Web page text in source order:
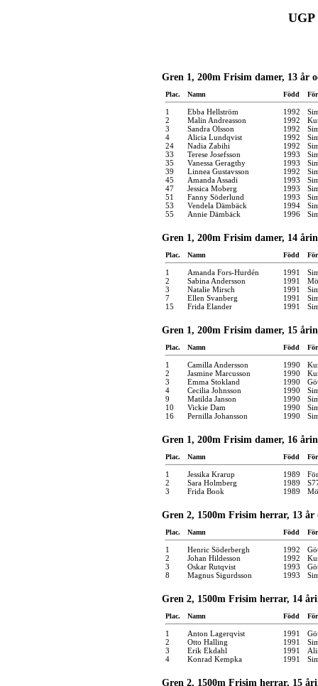
UGP
Gren 1, 200m Frisim damer, 13 år
Plac. Namn Född
1 Ebba Hellström 1992
2
Malin Andreasson 1992
3
Sandra Olsson 1992
4
Alicia Lundqvist 1992
24
Nadia Zabihi 1992
33
Terese Josefsson 1993
35
Vanessa Geragthy 1993
39
Linnea Gustavsson 1992
45
Amanda Assadi 1993
47
Jessica Moberg 1993
51
Fanny Söderlund 1993
53
Vendela Dämbäck 1994
55
Annie Dämbäck 1996
Gren 1, 200m Frisim damer, 14
Plac. Namn Född
1 Amanda Fors-Hurdén 1991
2
Sabina Andersson 1991
3
Natalie Mirsch 1991
7
Ellen Svanberg 1991
15
Frida Elander 1991
Gren 1, 200m Frisim damer, 15
Plac. Namn Född
1 Camilla Andersson 1990
2
Jasmine Marcusson 1990
3
Emma Stokland 1990
4
Cecilia Johnsson 1990
9
Matilda Janson 1990
10
Vickie Dam 1990
16
Pernilla Johansson 1990
Gren 1, 200m Frisim damer, 16
Plac. Namn Född
1 Jessika Krarup 1989
2
Sara Holmberg 1989
3
Frida Book 1989
Gren 2, 1500m Frisim herrar, 13 år
Plac. Namn Född
1 Henric Söderbergh 1992
2
Johan Hildesson 1992
3
Oskar Rutqvist 1993
8
Magnus Sigurdsson 1993
Gren 2, 1500m Frisim herrar, 14
Plac. Namn Född
1 Anton Lagerqvist 1991
2
Otto Halling 1991
3
Erik Ekdahl 1991
4
Konrad Kempka 1991
Gren 2, 1500m Frisim herrar, 15